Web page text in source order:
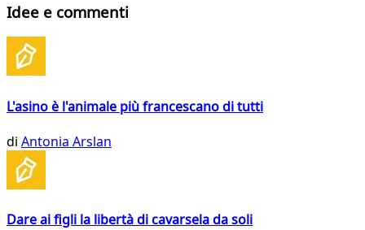
Idee e commenti
L'asino è l'animale più francescano di tutti
di Antonia Arslan
Dare ai figli la libertà di cavarsela da soli